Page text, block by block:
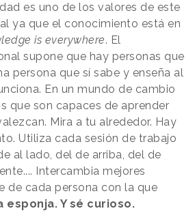
es uno de los valores de este
ya que el conocimiento está en
is everywhere. El
supone que hay personas que
persona que sí sabe y enseña al
En un mundo de cambio
que son capaces de aprender
Mira a tu alrededor. Hay
Utiliza cada sesión de trabajo
al lado, del de arriba, del de
Intercambia mejores
de cada persona con la que
esponja. Y sé curioso.